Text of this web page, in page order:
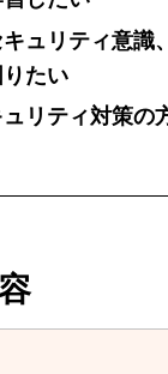
ュリティ意識
たい
リティ対策の